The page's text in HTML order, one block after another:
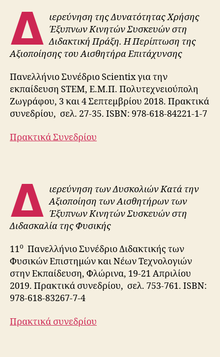
Δ ιερεύνηση της Δυνατότητας Χρήσης
Έξυπνων Κινητών Συσκευών στη
Διδακτική Πράξη. Η Περίπτωση της
Αξιοποίησης του Αισθητήρα Επιτάχυνσης
Πανελλήνιο Συνέδριο Scientix για την
εκπαίδευση STEM, Ε.Μ.Π. Πολυτεχνειούπολη
Ζωγράφου, 3 και 4 Σεπτεμβρίου 2018. Πρακτικά
συνεδρίου, σελ. 27-35. ISBN: 978-618-84221-1-7
Πρακτικά Συνεδρίου
Δ ιερεύνηση των Δυσκολιών Κατά την
Αξιοποίηση των Αισθητήρων των
Έξυπνων Κινητών Συσκευών στη
Διδασκαλία της Φυσικής
11ο Πανελλήνιο Συνέδριο Διδακτικής των
Φυσικών Επιστημών και Νέων Τεχνολογιών
στην Εκπαίδευση, Φλώρινα, 19-21 Απριλίου
2019. Πρακτικά συνεδρίου, σελ. 753-761. ISBN:
978-618-83267-7-4
Πρακτικά συνεδρίου